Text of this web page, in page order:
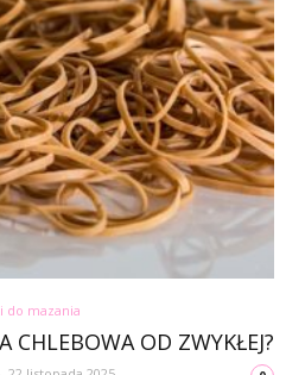
do mazania
CHLEBOWA OD ZWYKŁEJ?